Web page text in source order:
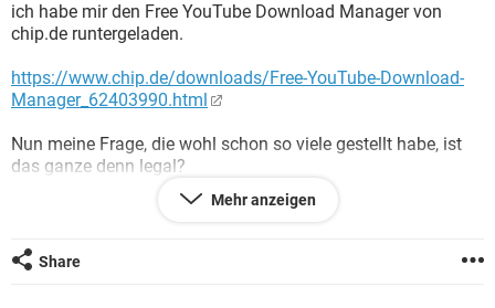
WHATSAPP TIKTOK
WINDOWS 10
WHATSAPP TIKTOK
FACEBOOK
ich habe mir den Free YouTube Download Manager von
chip.de runtergeladen.
https://www.chip.de/downloads/Free-YouTube-Download-
Manager_62403990.html
Nun meine Frage, die wohl schon so viele gestellt habe, ist
das ganze denn legal?
Ich lese immer so viele Kommentare bei gutefrage und
computerfrage, aber da schreibt ja jeder was anderes und
wo das Thema auch passt. Mich würde es echt interessieren,
da ich keine Lust habe irgendwann Strafe zu zahlen oder so.
Mehr anzeigen
Share